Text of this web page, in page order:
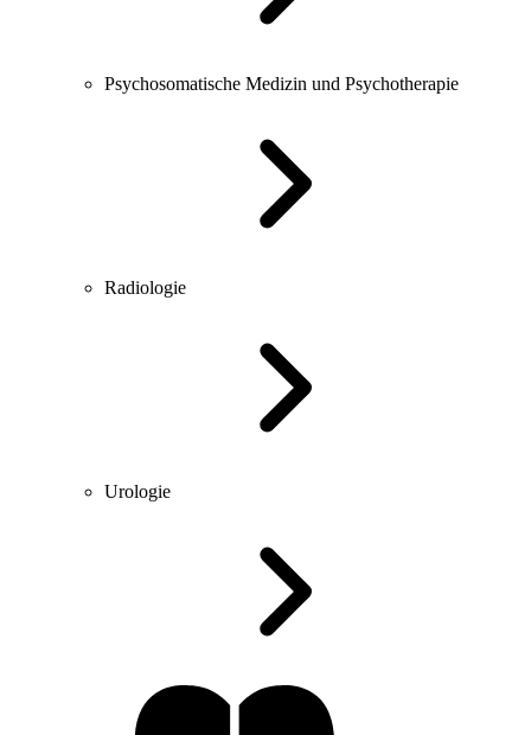
Psychosomatische Medizin und Psychotherapie
Radiologie
Urologie